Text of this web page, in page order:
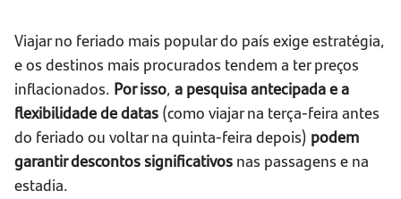
Viajar no feriado mais popular do país exige estratégia,
e os destinos mais procurados tendem a ter preços
inflacionados. Por isso, a pesquisa antecipada e a
flexibilidade de datas (como viajar na terça-feira antes
do feriado ou voltar na quinta-feira depois) podem
garantir descontos significativos nas passagens e na
estadia.